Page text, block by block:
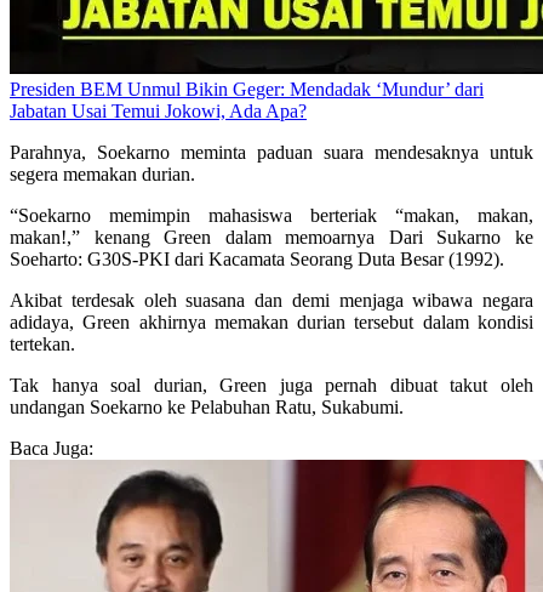
Presiden BEM Unmul Bikin Geger: Mendadak ‘Mundur’ dari
Jabatan Usai Temui Jokowi, Ada Apa?
Parahnya, Soekarno meminta paduan suara mendesaknya untuk
segera memakan durian.
“Soekarno memimpin mahasiswa berteriak “makan, makan,
makan!,” kenang Green dalam memoarnya Dari Sukarno ke
Soeharto: G30S-PKI dari Kacamata Seorang Duta Besar (1992).
Akibat terdesak oleh suasana dan demi menjaga wibawa negara
adidaya, Green akhirnya memakan durian tersebut dalam kondisi
tertekan.
Tak hanya soal durian, Green juga pernah dibuat takut oleh
undangan Soekarno ke Pelabuhan Ratu, Sukabumi.
Baca Juga: